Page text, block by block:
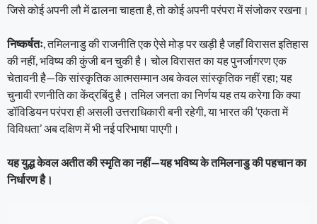
जिसे कोई अपनी लौ में ढालना चाहता है, तो कोई अपनी परंपरा में संजोकर रखना।
निष्कर्षतः, तमिलनाडु की राजनीति एक ऐसे मोड़ पर खड़ी है जहाँ विरासत इतिहास
की नहीं, भविष्य की कुंजी बन चुकी है। चोल विरासत का यह पुनर्जागरण एक
चेतावनी है—कि सांस्कृतिक आत्मसम्मान अब केवल सांस्कृतिक नहीं रहा; यह
चुनावी रणनीति का केंद्रबिंदु है। तमिल जनता का निर्णय यह तय करेगा कि क्या
डॉविडियन परंपरा ही असली उत्तराधिकारी बनी रहेगी, या भारत की ‘एकता में
विविधता’ अब दक्षिण में भी नई परिभाषा पाएगी।
यह युद्ध केवल अतीत की स्मृति का नहीं—यह भविष्य के तमिलनाडु की पहचान का
निर्धारण है।